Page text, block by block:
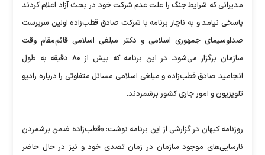
مدیرانی که شرایط جنگ را علت عدم شرکت خود در بحث آزاد اعلام کردند
پاسخی نیامد و به ناچار برنامه با شرکت صادق قطب‌زاده اولین سرپرست
صداوسیمای جمهوری اسلامی و دکتر مبلغی اسلامی قائم‌مقام وقت
سازمان برگزار می‌شود. در این برنامه که بیش از ۸۰ دقیقه به طول
انجامید صادق قطب‌زاده و مبلغی اسلامی مسائل متفاوتی را درباره رادیو
تلویزیون و امور جاری کشور برشمردند.
روزنامه کیهان در گزارشی از این برنامه نوشت: «قطب‌زاده ضمن برشمردن
نارسایی‌های موجود سازمان در زمان تصدی خود و نیز در حال حاضر